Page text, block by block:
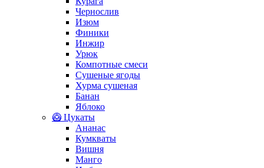
Чернослив
Изюм
Финики
Инжир
Урюк
Компотные смеси
Сушеные ягоды
Хурма сушеная
Банан
Яблоко
🥝 Цукаты
Ананас
Кумкваты
Вишня
Манго